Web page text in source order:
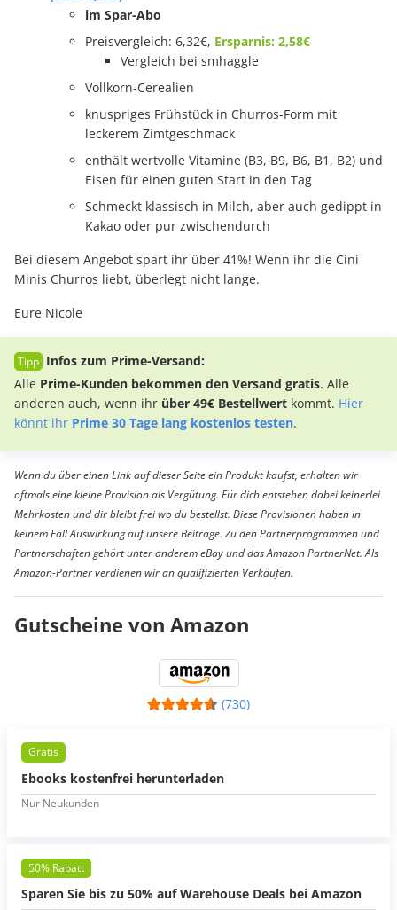
im Spar-Abo
Preisvergleich: 6,32€, Ersparnis: 2,58€
Vergleich bei smhaggle
Vollkorn-Cerealien
knuspriges Frühstück in Churros-Form mit
leckerem Zimtgeschmack
enthält wertvolle Vitamine (B3, B9, B6, B1, B2) und
Eisen für einen guten Start in den Tag
Schmeckt klassisch in Milch, aber auch gedippt in
Kakao oder pur zwischendurch
Bei diesem Angebot spart ihr über 41%! Wenn ihr die Cini
Minis Churros liebt, überlegt nicht lange.
Eure Nicole
Infos zum Prime-Versand:
Alle Prime-Kunden bekommen den Versand gratis. Alle
anderen auch, wenn ihr über 49€ Bestellwert kommt. Hier
könnt ihr Prime 30 Tage lang kostenlos testen.
Wenn du über einen Link auf dieser Seite ein Produkt kaufst, erhalten wir
oftmals eine kleine Provision als Vergütung. Für dich entstehen dabei keinerlei
Mehrkosten und dir bleibt frei wo du bestellst. Diese Provisionen haben in
keinem Fall Auswirkung auf unsere Beiträge. Zu den Partnerprogrammen und
Partnerschaften gehört unter anderem eBay und das Amazon PartnerNet. Als
Amazon-Partner verdienen wir an qualifizierten Verkäufen.
Gutscheine von Amazon
(730)
Gratis
Ebooks kostenfrei herunterladen
Nur Neukunden
50% Rabatt
Sparen Sie bis zu 50% auf Warehouse Deals bei Amazon